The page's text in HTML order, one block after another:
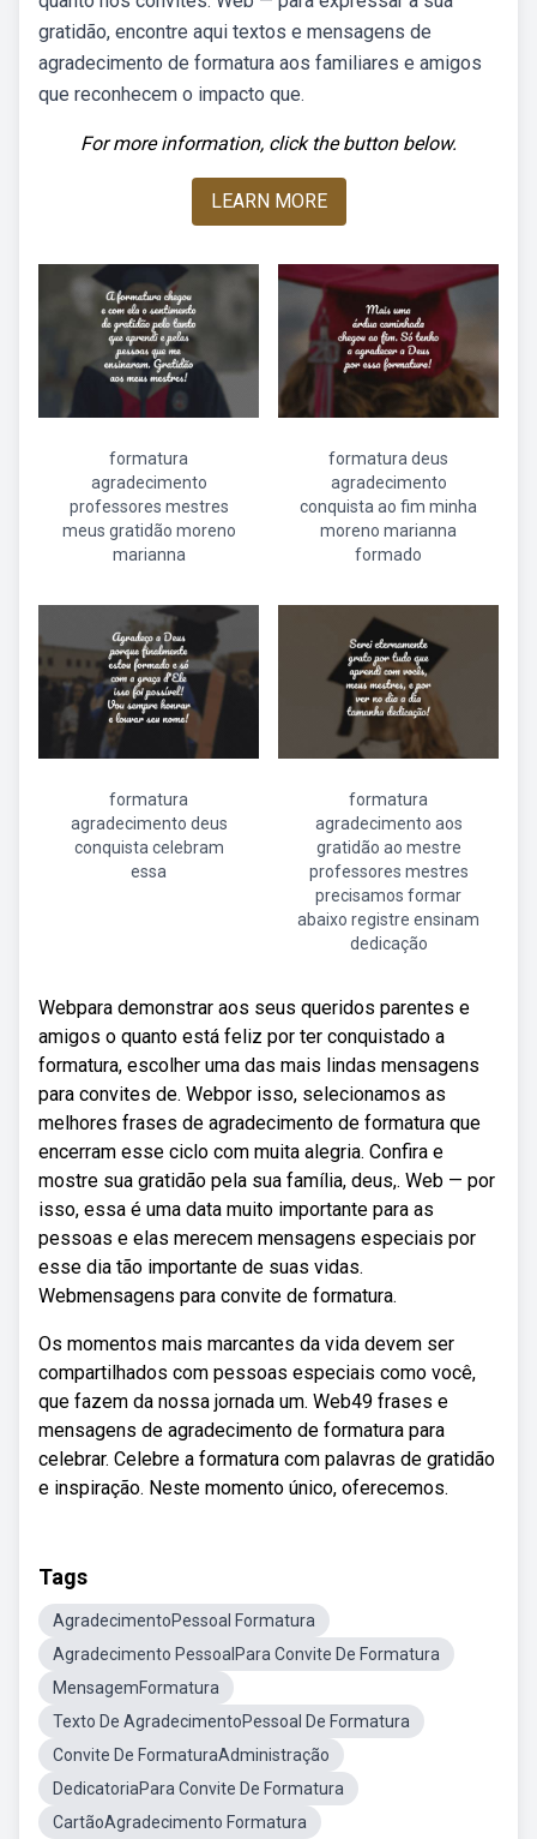
gratidão, encontre aqui textos e mensagens de
agradecimento de formatura aos familiares e amigos
que reconhecem o impacto que.
For more information, click the button below.
LEARN MORE
formatura
agradecimento
professores mestres
meus gratidão moreno
marianna
formatura deus
agradecimento
conquista ao fim minha
moreno marianna
formado
formatura
agradecimento deus
conquista celebram
essa
formatura
agradecimento aos
gratidão ao mestre
professores mestres
precisamos formar
abaixo registre ensinam
dedicação
Webpara demonstrar aos seus queridos parentes e
amigos o quanto está feliz por ter conquistado a
formatura, escolher uma das mais lindas mensagens
para convites de. Webpor isso, selecionamos as
melhores frases de agradecimento de formatura que
encerram esse ciclo com muita alegria. Confira e
mostre sua gratidão pela sua família, deus,. Web — por
isso, essa é uma data muito importante para as
pessoas e elas merecem mensagens especiais por
esse dia tão importante de suas vidas.
Webmensagens para convite de formatura.
Os momentos mais marcantes da vida devem ser
compartilhados com pessoas especiais como você,
que fazem da nossa jornada um. Web49 frases e
mensagens de agradecimento de formatura para
celebrar. Celebre a formatura com palavras de gratidão
e inspiração. Neste momento único, oferecemos.
Tags
AgradecimentoPessoal Formatura
Agradecimento PessoalPara Convite De Formatura
MensagemFormatura
Texto De AgradecimentoPessoal De Formatura
Convite De FormaturaAdministração
DedicatoriaPara Convite De Formatura
CartãoAgradecimento Formatura